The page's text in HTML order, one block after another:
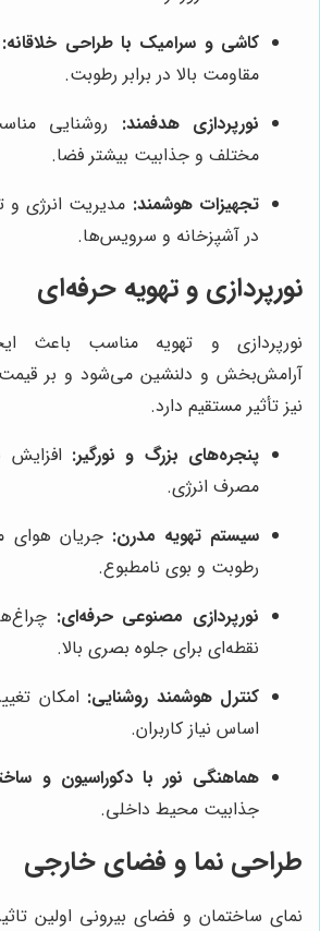
کاشی و سرامیک با طراحی خلاقانه:
مقاومت بالا در برابر رطوبت.
نورپردازی هدفمند: روشنایی
مختلف و جذابیت بیشتر فضا.
تجهیزات هوشمند: مدیریت انرژی و
در آشپزخانه و سرویس‌ها.
نورپردازی و تهویه حرفه‌ای
نورپردازی و تهویه مناسب باعث
آرامش‌بخش و دلنشین می‌شود و بر
نیز تأثیر مستقیم دارد.
پنجره‌های بزرگ و نورگیر:
مصرف انرژی.
سیستم تهویه مدرن: جریان هوای
رطوبت و بوی نامطبوع.
نورپردازی مصنوعی حرفه‌ای:
نقطه‌ای برای جلوه بصری بالا.
کنترل هوشمند روشنایی: امکان
اساس نیاز کاربران.
هماهنگی نور با دکوراسیون و
جذابیت محیط داخلی.
طراحی نما و فضای خارجی
نمای ساختمان و فضای بیرونی اولین